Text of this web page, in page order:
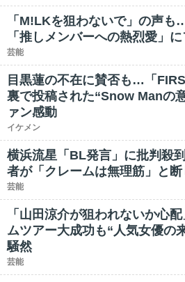
「M!LKを狙わないで」の声
「推しメンバーへの熱烈愛」
芸能
目黒蓮の不在に賛否も…「
裏で投稿された“Snow Manの
ァン感動
イケメン
横浜流星「BL発言」に批判殺
者が「クレームは無理筋」と
芸能
「山田涼介が狙われないか心
ムツアー大成功も“人気女優の
騒然
芸能